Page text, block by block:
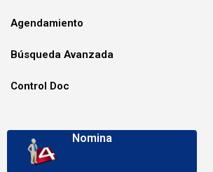
Agendamiento
Búsqueda Avanzada
Control Doc
Nomina